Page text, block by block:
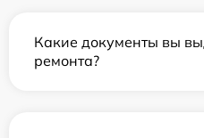
Какие документы вы
ремонта?